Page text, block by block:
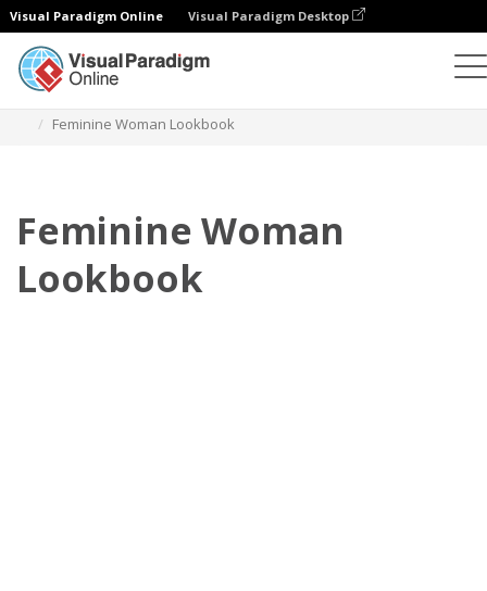
Visual Paradigm Online Visual Paradigm Desktop
Feminine Woman Lookbook
Feminine Woman
Lookbook